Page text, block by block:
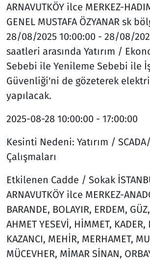
ARNAVUTKÖY ilce MERKEZ-
GENEL MUSTAFA ÖZYANAR sk
28/08/2025 10:00:00 - 28/08/
saatleri arasında Yatırım /
Sebebi ile Yenileme Sebebi ile İş
Güvenliği'ni de gözeterek
yapılacak.
2025-08-28 10:00:00 - 17:00:00
Kesinti Nedeni: Yatırım /
Çalışmaları
Etkilenen Cadde / Sokak
ARNAVUTKÖY ilce MERKEZ-
BARANDE, BOLAYIR, ERDEM,
AHMET YESEVİ, HİMMET, KADER,
KAZANCI, MEHİR, MERHAMET,
MÜCEVHER, MİMAR SİNAN,